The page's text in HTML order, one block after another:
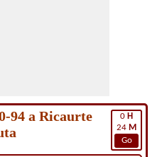
0 H
24 M
Go
94 a Ricaurte